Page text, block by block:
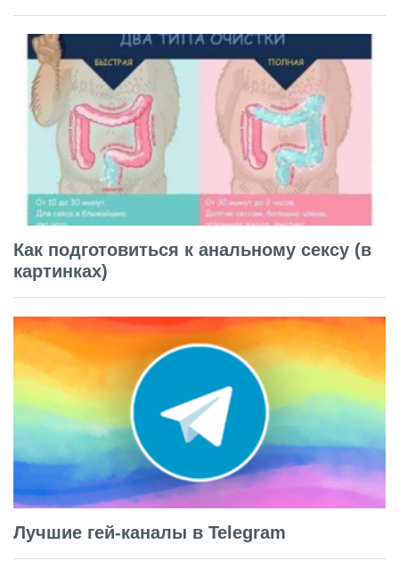
Как подготовиться к анальному сексу (в
картинках)
Лучшие гей-каналы в Telegram